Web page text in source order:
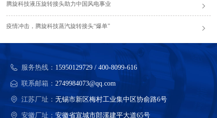
腾旋科技液压旋转接头助力中国风电事业
疫情冲击，腾旋科技蒸汽旋转接头“爆单”
服务热线： 15950129729 / 400-8099-616
联系邮箱： 2749984073@qq.com
江苏厂址：无锡市新区梅村工业集中区协俞路6号
安徽厂址：安徽省宣城市郎溪建平大道65号